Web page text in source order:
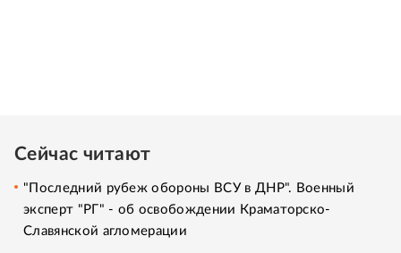
Сейчас читают
"Последний рубеж обороны ВСУ в ДНР". Военный
эксперт "РГ" - об освобождении Краматорско-
Славянской агломерации